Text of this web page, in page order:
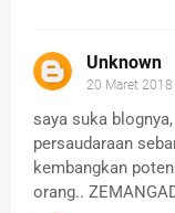
Unknown
20 Maret
saya suka
persaudaraan
kembangkan
orang..